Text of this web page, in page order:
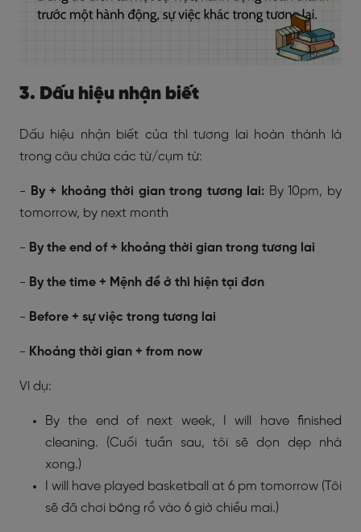
3. Dấu hiệu nhận biết
Dấu hiệu nhận biết của thì tương lai hoàn thành là
trong câu chứa các từ/cụm từ:
- By + khoảng thời gian trong tương lai: By 10pm, by
tomorrow, by next month
- By the end of + khoảng thời gian trong tương lai
- By the time + Mệnh đề ở thì hiện tại đơn
- Before + sự việc trong tương lai
- Khoảng thời gian + from now
Ví dụ:
By the end of next week, I will have finished
cleaning. (Cuối tuần sau, tôi sẽ dọn dẹp nhà
xong.)
I will have played basketball at 6 pm tomorrow (Tôi
sẽ đã chơi bóng rổ vào 6 giờ chiều mai.)